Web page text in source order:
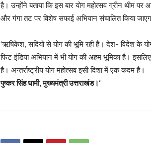
है। उन्होंने बताया कि इस बार योग महोत्सव ग्रीन थीम
और गंगा तट पर विशेष सफाई अभियान संचालित किया
‘ऋषिकेश, सदियों से योग की भूमि रही है। देश- विदेश
फिट इंडिया अभियान में भी योग की अहम भूमिका है।
है। अन्तर्राष्ट्रीय योग महोत्सव इसी दिशा में एक कदम है।
पुष्कर सिंह धामी, मुख्यमंत्री उत्तराखंड।‘